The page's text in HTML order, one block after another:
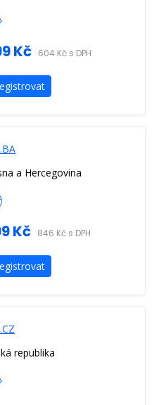
Kč 604 Kč s DPH
a Hercegovina
Kč 846 Kč s DPH
republika